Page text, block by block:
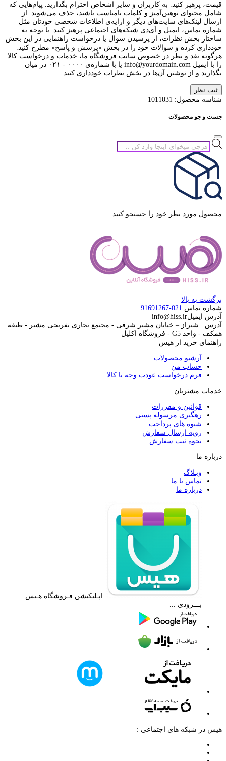
قیمت، پرهیز کنید. به کاربران و سایر اشخاص احترام بگذارید. پیام‌هایی که
شامل محتوای توهین‌آمیز و کلمات نامناسب باشند، حذف می‌شوند. از
ارسال لینک‌های سایت‌های دیگر و ارایه‌ی اطلاعات شخصی خودتان مثل
شماره تماس، ایمیل و آی‌دی شبکه‌های اجتماعی پرهیز کنید. با توجه به
ساختار بخش نظرات، از پرسیدن سوال یا درخواست راهنمایی در این بخش
خودداری کرده و سوالات خود را در بخش «پرسش و پاسخ» مطرح کنید.
هرگونه نقد و نظر در خصوص سایت فروشگاه ما، خدمات و درخواست کالا
را با ایمیل info@yourdomain.com یا با شماره‌ی ۰۰۰۰ - ۰۲۱ در میان
بگذارید و از نوشتن آن‌ها در بخش نظرات خودداری کنید.
ثبت نظر
شناسه محصول: 1011031
جست و جو محصولات
جستجوی
محصولات
محصول مورد نظر خود را جستجو کنید.
برگشت به بالا
شماره تماس 021-91691267
آدرس ایمیلinfo@hiss.ir
آدرس : شیراز – خیابان مشیر شرقی - مجتمع تجاری تفریحی مشیر - طبقه
همکف - واحد G5 - فروشگاه اکلیل
راهنمای خرید از هیس
آرشیو محصولات
حساب من
فرم درخواست عودت وجه یا کالا
خدمات مشتریان
قوانین و مقررات
رهگیری مرسوله پستی
شیوه های پرداخت
رویه ارسال سفارش
نحوه ثبت سفارش
درباره ما
وبـلاگ
تماس با ما
درباره ما
اپـلیکیشن فـروشگاه هـیس
بـــزودی ...
هیس در شبکه های اجتماعی :